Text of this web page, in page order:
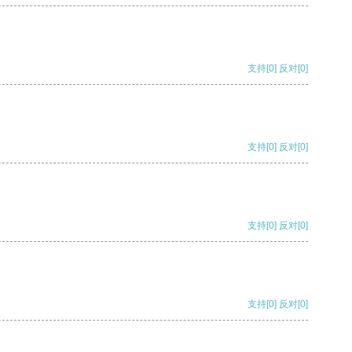
支持[0] 反对[0]
支持[0] 反对[0]
支持[0] 反对[0]
支持[0] 反对[0]